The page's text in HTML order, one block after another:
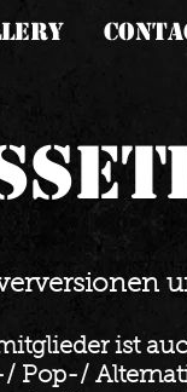
ist
Pop-/